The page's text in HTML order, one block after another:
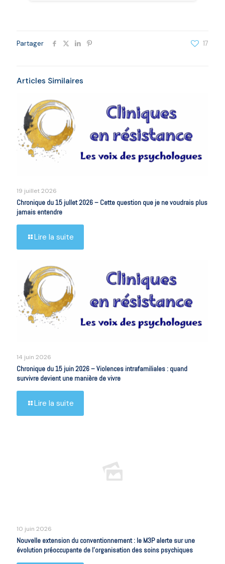
Partager 17
Articles Similaires
19 juillet 2026
Chronique du 15 jullet 2026 – Cette question que je ne voudrais plus
jamais entendre
Lire la suite
14 juin 2026
Chronique du 15 juin 2026 – Violences intrafamiliales : quand
survivre devient une manière de vivre
Lire la suite
10 juin 2026
Nouvelle extension du conventionnement : le M3P alerte sur une
évolution préoccupante de l’organisation des soins psychiques